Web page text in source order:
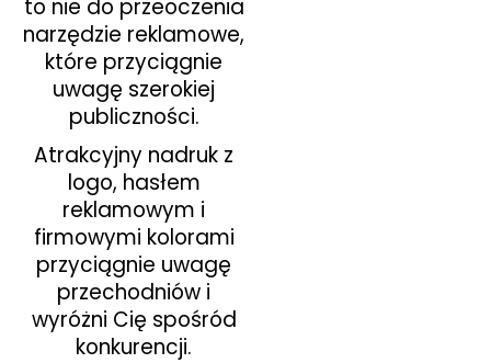
to nie do przeoczenia
narzędzie reklamowe,
które przyciągnie
uwagę szerokiej
publiczności.
Atrakcyjny nadruk z
logo, hasłem
reklamowym i
firmowymi kolorami
przyciągnie uwagę
przechodniów i
wyróżni Cię spośród
konkurencji.